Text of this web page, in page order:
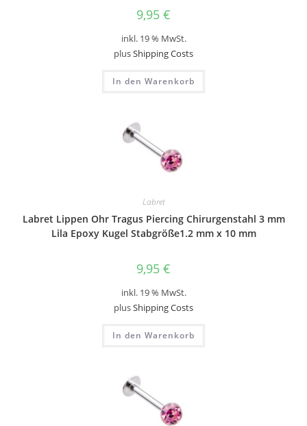
9,95 €
inkl. 19 % MwSt.
plusShipping Costs
In den Warenkorb
Labret
Labret Lippen Ohr Tragus Piercing Chirurgenstahl 3 mm
Lila Epoxy Kugel Stabgröße1.2 mm x 10 mm
9,95 €
inkl. 19 % MwSt.
plusShipping Costs
In den Warenkorb